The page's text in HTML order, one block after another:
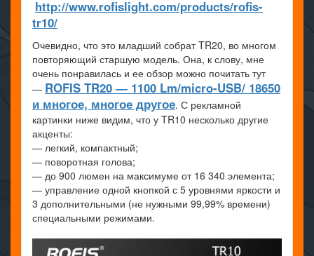
http://www.rofislight.com/products/rofis-
tr10/
Очевидно, что это младший собрат TR20, во многом
повторяющий старшую модель. Она, к слову, мне
очень понравилась и ее обзор можно почитать тут
— ROFIS TR20 — 1100 Lm/micro-USB/ 18650
и многое, многое другое. С рекламной
картинки ниже видим, что у TR10 несколько другие
акценты:
— легкий, компактный;
— поворотная голова;
— до 900 люмен на максимуме от 16 340 элемента;
— управление одной кнопкой с 5 уровнями яркости и
3 дополнительными (не нужными 99,99% времени)
специальными режимами.